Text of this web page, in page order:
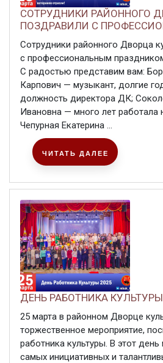
СОТРУДНИКИ РАЙОННОГО
ПОЗДРАВИЛИ С
Сотрудники районного Дворца
с профессиональным
С радостью представим вам:
Карпович — музыкант, долгие
должность директора ДК;
Ивановна — много лет работала
Чепурная Екатерина ...
ЧИТАТЬ ДАЛЕЕ
ДЕНЬ РАБОТНИКА
25 марта в районном Дворце
торжественное мероприятие,
работника культуры. В этот
самых инициативных и